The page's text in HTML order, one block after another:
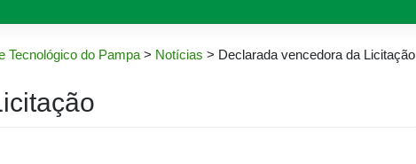
Tecnológico do Pampa> Notícias > Declarada vencedora da Licitação